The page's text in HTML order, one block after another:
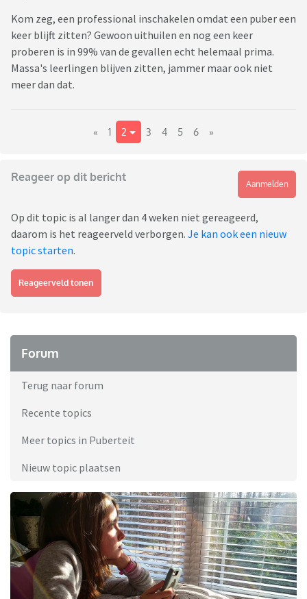
Kom zeg, een professional inschakelen omdat een puber een
keer blijft zitten? Gewoon uithuilen en nog een keer
proberen is in 99% van de gevallen echt helemaal prima.
Massa's leerlingen blijven zitten, jammer maar ook niet
meer dan dat.
« 1 2 3 4 5 6 »
Reageer op dit bericht
Aanmelden
Op dit topic is al langer dan 4 weken niet gereageerd,
daarom is het reageerveld verborgen. Je kan ook een nieuw
topic starten.
Reageerveld tonen
Forum
Terug naar forum
Recente topics
Meer topics in Puberteit
Nieuw topic plaatsen